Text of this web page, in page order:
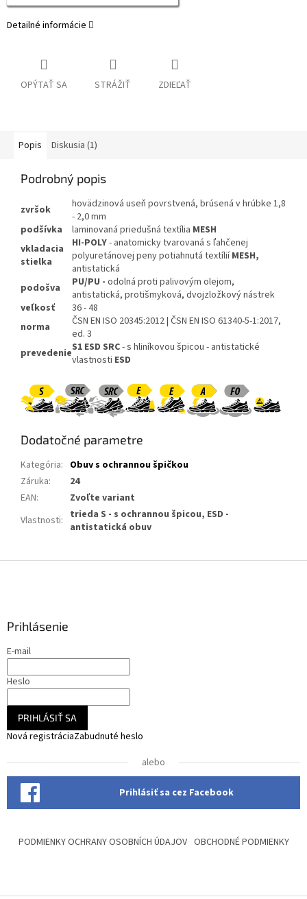
Detailné informácie
OPÝTAŤ SA STRÁŽIŤ ZDIEĽAŤ
Popis Diskusia (1)
Podrobný popis
zvršok
hovädzinová useň povrstvená, brúsená v hrúbke 1,8
- 2,0 mm
podšívka
laminovaná priedušná textília MESH
vkladacia
stielka
HI-POLY- anatomicky tvarovaná s ľahčenej
polyuretánovej peny potiahnutá textíliíMESH,
antistatická
podošva
PU/PU - odolná proti palivovým olejom,
antistatická, protišmyková, dvojzložkový nástrek
veľkosť
36 - 48
norma
ČSN EN ISO 20345:2012 | ČSN EN ISO 61340-5-1:2017,
ed. 3
prevedenieS1 ESD SRC- s hliníkovou špicou - antistatické
vlastnosti ESD
Dodatočné parametre
Kategória: Obuv s ochrannou špičkou
Záruka:
24
EAN:
Zvoľte variant
Vlastnosti: trieda S - s ochrannou špicou, ESD -
antistatická obuv
Prihlásenie
E-mail
Heslo
PRIHLÁSIŤ SA
Nová registráciaZabudnuté heslo
alebo
Prihlásiť sa cez Facebook
PODMIENKY OCHRANY OSOBNÍCH ÚDAJOV OBCHODNÉ PODMIENKY